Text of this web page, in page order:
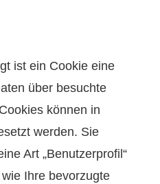
ist ein Cookie eine
über besuchte
können in
werden. Sie
Art „Benutzerprofil“
Ihre bevorzugte